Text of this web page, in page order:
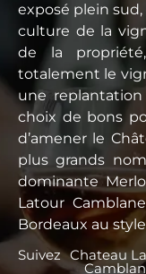
exposé plein
culture de la
de la
totalement le
une
choix de bons
d’amener le
plus grands
dominante
Latour
Bordeaux au
Suivez Chateau